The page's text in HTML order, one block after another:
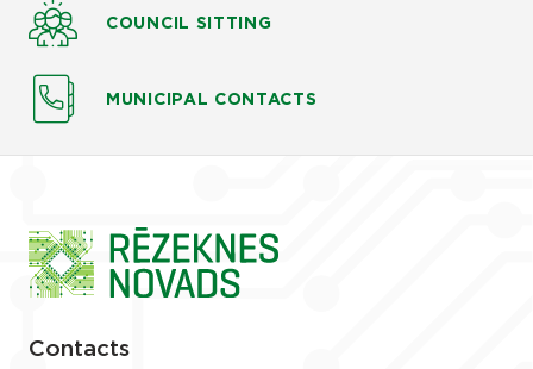
COUNCIL SITTING
MUNICIPAL CONTACTS
Contacts